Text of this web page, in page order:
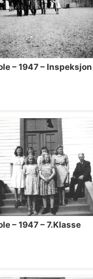
– 1947 – Inspeksjon
– 1947 – 7.Klasse